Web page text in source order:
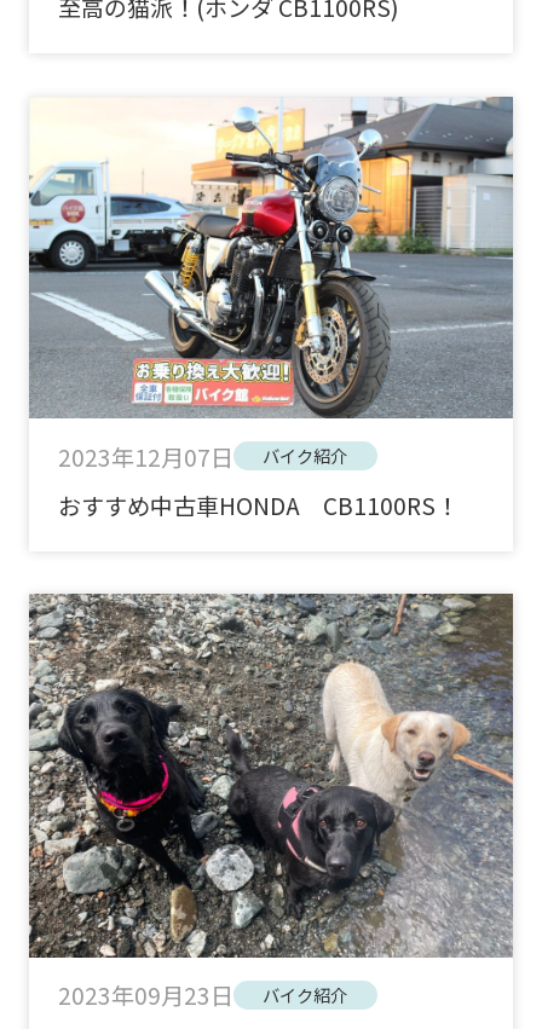
2023年12月07日 バイク紹介
おすすめ中古車HONDA CB1100RS！
2023年09月23日 バイク紹介